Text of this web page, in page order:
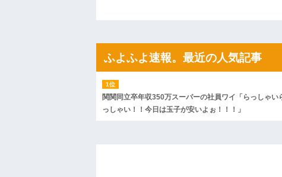
【ネット騒然】惨殺されたタワマン頂き女子
ｗｗｗｗｗｗｗｗｗｗ
【愕然】白のクラウン俺氏、高速道路左車線
wwwwwwwwwwww
百年の恋12-899 食べた量を張り合ってくる
【悲報】佐藤輝明・・・２軍でも盛大にやら
ふよふよ速報。最近の人気記事
関関同立卒年収350万スーパーの社員ワイ「らっしゃい
っしゃい！！今日は玉子が安いよぉ！！！」